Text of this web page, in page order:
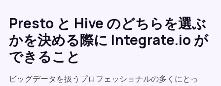
Presto と Hive のどちらを選ぶ
かを決める際に Integrate.io が
できること
ビッグデータを扱うプロフェッショナルの多くにとっ